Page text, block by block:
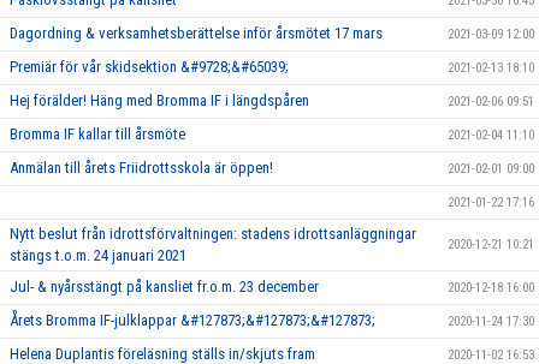
Dagordning & verksamhetsberättelse inför årsmötet 17 mars 2021-03-09 12:00
Premiär för vår skidsektion &#9728;&#65039; 2021-02-13 18:10
Hej förälder! Häng med Bromma IF i längdspåren 2021-02-06 09:51
Bromma IF kallar till årsmöte 2021-02-04 11:10
Anmälan till årets Friidrottsskola är öppen! 2021-02-01 09:00
2021-01-22 17:16
Nytt beslut från idrottsförvaltningen: stadens idrottsanläggningar
stängs t.o.m. 24 januari 2021
2020-12-21 10:21
Jul- & nyårsstängt på kansliet fr.o.m. 23 december 2020-12-18 16:00
Årets Bromma IF-julklappar &#127873;&#127873;&#127873; 2020-11-24 17:30
Helena Duplantis föreläsning ställs in/skjuts fram 2020-11-02 16:53